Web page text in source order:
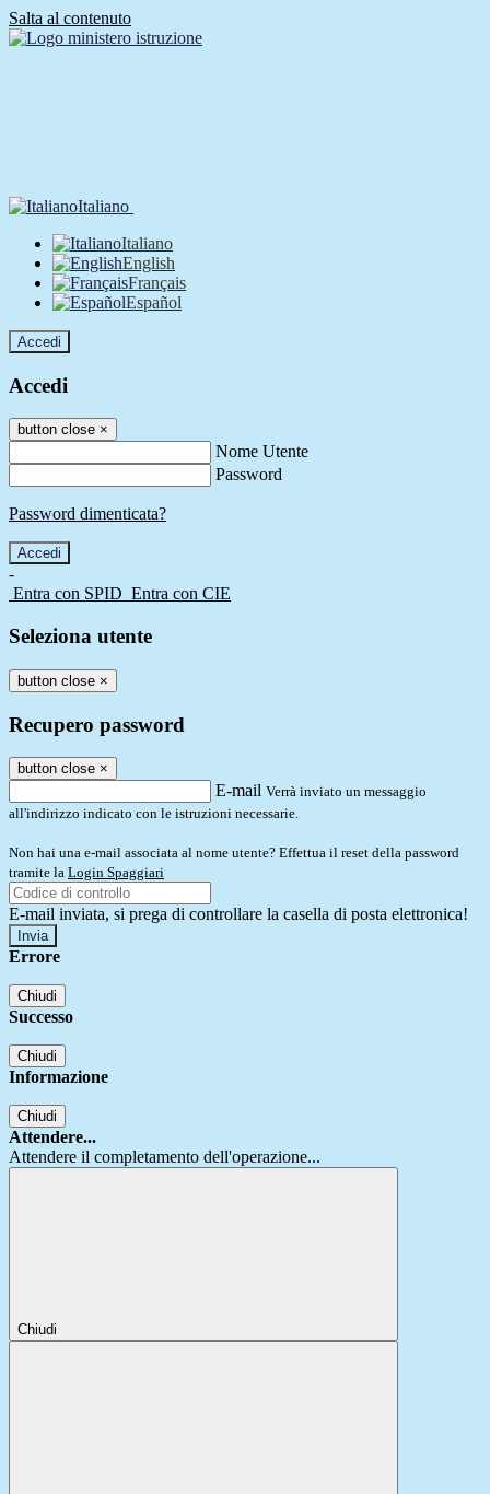
Salta al contenuto
Italiano
Italiano
English
Français
Español
Accedi
Accedi
button close ×
Nome Utente
Password
Password dimenticata?
-
Entra con SPID Entra con CIE
Seleziona utente
button close ×
Recupero password
button close ×
E-mail Verrà inviato un messaggio
all'indirizzo indicato con le istruzioni necessarie.
Non hai una e-mail associata al nome utente? Effettua il reset della password
tramite la Login Spaggiari
E-mail inviata, si prega di controllare la casella di posta elettronica!
Errore
Chiudi
Successo
Chiudi
Informazione
Chiudi
Attendere...
Attendere il completamento dell'operazione...
Chiudi